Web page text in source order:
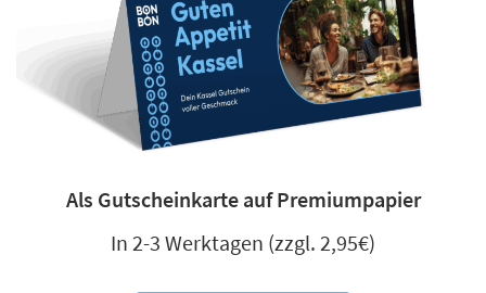
Als Gutscheinkarte auf Premiumpapier
In 2-3 Werktagen (zzgl. 2,95€)